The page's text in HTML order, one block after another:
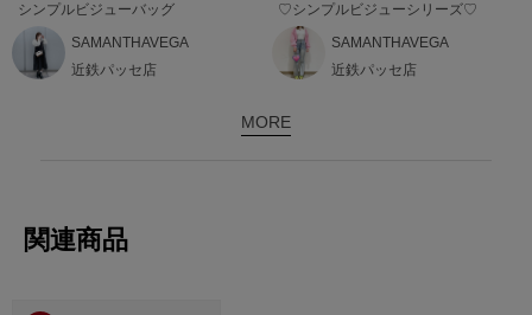
シンプルビジューバッグ
SAMANTHAVEGA
近鉄パッセ店
♡シンプルビジューシリーズ♡
SAMANTHAVEGA
近鉄パッセ店
MORE
関連商品